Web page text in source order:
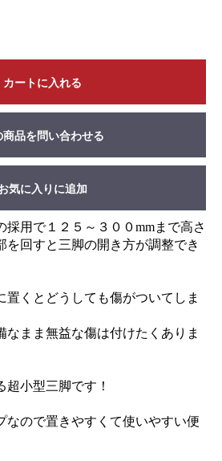
カートに入れる
商品を問い合わせる
気に入りに追加
採用で１２５～３００mmまで高さ
を回すと三脚の開き方が調整でき
置くとどうしても傷がついてしま
なまま無益な傷は付けたくありま
超小型三脚です！
なので置きやすくて使いやすい便